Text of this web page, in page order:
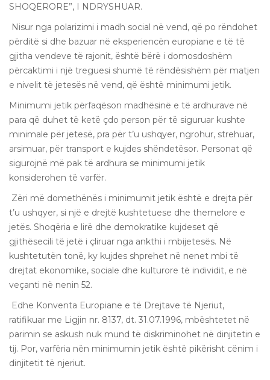
SHOQËRORE”, I NDRYSHUAR.
Nisur nga polarizimi i madh social në vend, që po rëndohet
përditë si dhe bazuar në eksperiencën europiane e të të
gjitha vendeve të rajonit, është bërë i domosdoshëm
përcaktimi i një treguesi shumë të rëndësishëm për matjen
e nivelit të jetesës në vend, që është minimumi jetik.
Minimumi jetik përfaqëson madhësinë e të ardhurave në
para që duhet të ketë çdo person për të siguruar kushte
minimale për jetesë, pra për t’u ushqyer, ngrohur, strehuar,
arsimuar, për transport e kujdes shëndetësor. Personat që
sigurojnë më pak të ardhura se minimumi jetik
konsiderohen të varfër.
Zëri më domethënës i minimumit jetik është e drejta për
t’u ushqyer, si një e drejtë kushtetuese dhe themelore e
jetës. Shoqëria e lirë dhe demokratike kujdeset që
gjithësecili të jetë i çliruar nga ankthi i mbijetesës. Në
kushtetutën tonë, ky kujdes shprehet në nenet mbi të
drejtat ekonomike, sociale dhe kulturore të individit, e në
veçanti në nenin 52.
Edhe Konventa Europiane e të Drejtave të Njeriut,
ratifikuar me Ligjin nr. 8137, dt. 31.07.1996, mbështetet në
parimin se askush nuk mund të diskriminohet në dinjitetin e
tij. Por, varfëria nën minimumin jetik është pikërisht cënim i
dinjitetit të njeriut.